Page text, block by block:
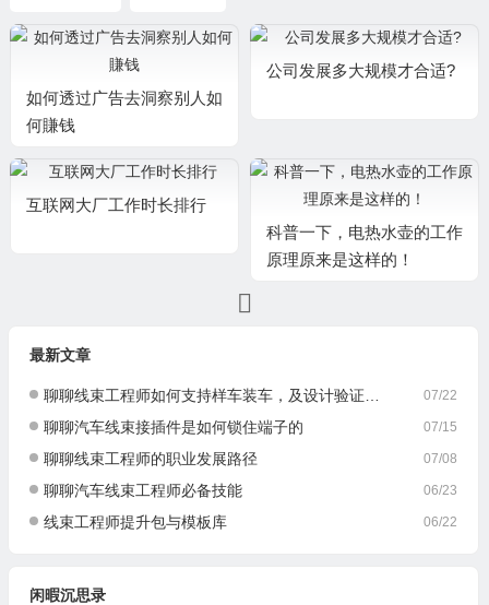
如何透过广告去洞察别人如
何賺钱
公司发展多大规模才合适?
互联网大厂工作时长排行
科普一下，电热水壶的工作
原理原来是这样的！
最新文章
07/22
聊聊线束工程师如何支持样车装车，及设计验证与优化
07/15
聊聊汽车线束接插件是如何锁住端子的
07/08
聊聊线束工程师的职业发展路径
06/23
聊聊汽车线束工程师必备技能
06/22
线束工程师提升包与模板库
闲暇沉思录